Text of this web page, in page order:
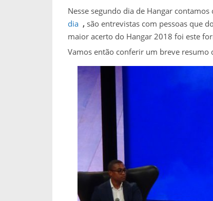
Nesse segundo dia de Hangar
dia , são entrevistas com pessoas que
maior acerto do Hangar 2018 foi este
Vamos então conferir um breve resumo